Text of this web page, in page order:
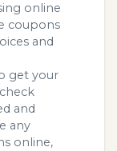
online
coupons
and
get your
and
any
online,